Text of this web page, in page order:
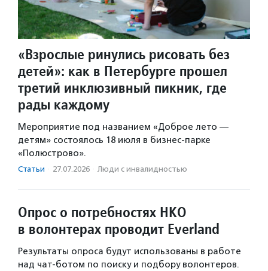
«Взрослые ринулись рисовать без
детей»: как в Петербурге прошел
третий инклюзивный пикник, где
рады каждому
Мероприятие под названием «Доброе лето —
детям» состоялось 18 июля в бизнес-парке
«Полюстрово».
Статьи · 27.07.2026 · Люди с инвалидностью
Опрос о потребностях НКО
в волонтерах проводит Everland
Результаты опроса будут использованы в работе
над чат-ботом по поиску и подбору волонтеров.